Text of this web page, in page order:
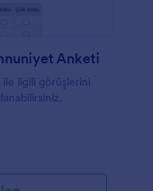
Anketi
ilgili görüşlerini